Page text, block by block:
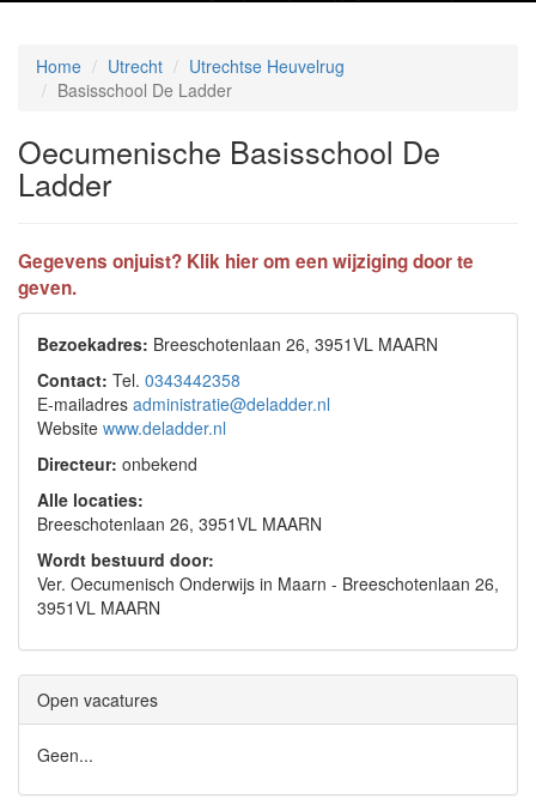
Home Utrecht
Utrechtse Heuvelrug
Basisschool De Ladder
Oecumenische Basisschool De
Ladder
Gegevens onjuist? Klik hier om een wijziging door te
geven.
Bezoekadres: Breeschotenlaan 26, 3951VL MAARN
Contact: Tel. 0343442358
E-mailadres administratie@deladder.nl
Website www.deladder.nl
Directeur: onbekend
Alle locaties:
Breeschotenlaan 26, 3951VL MAARN
Wordt bestuurd door:
Ver. Oecumenisch Onderwijs in Maarn - Breeschotenlaan 26,
3951VL MAARN
Open vacatures
Geen...